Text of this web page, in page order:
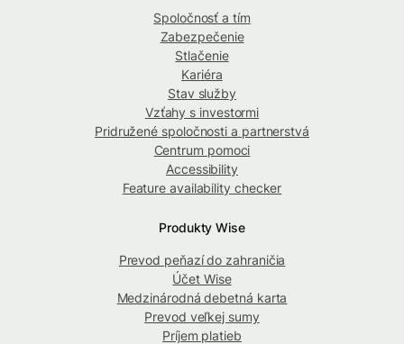
Spoločnosť a tím
Zabezpečenie
Stlačenie
Kariéra
Stav služby
Vzťahy s investormi
Pridružené spoločnosti a partnerstvá
Centrum pomoci
Accessibility
Feature availability checker
Produkty Wise
Prevod peňazí do zahraničia
Účet Wise
Medzinárodná debetná karta
Prevod veľkej sumy
Príjem platieb